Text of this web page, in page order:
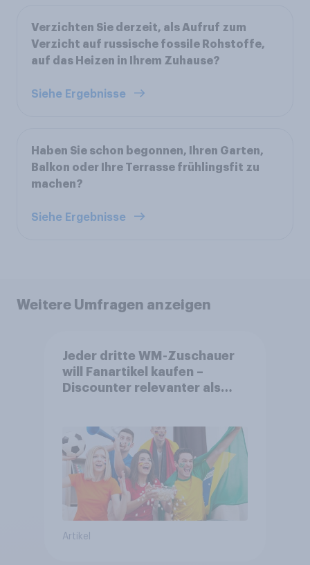
Verzichten Sie derzeit, als Aufruf zum
Verzicht auf russische fossile Rohstoffe,
auf das Heizen in Ihrem Zuhause?
Siehe Ergebnisse
Haben Sie schon begonnen, Ihren Garten,
Balkon oder Ihre Terrasse frühlingsfit zu
machen?
Siehe Ergebnisse
Weitere Umfragen anzeigen
Jeder dritte WM-Zuschauer
will Fanartikel kaufen –
Discounter relevanter als
Artikel